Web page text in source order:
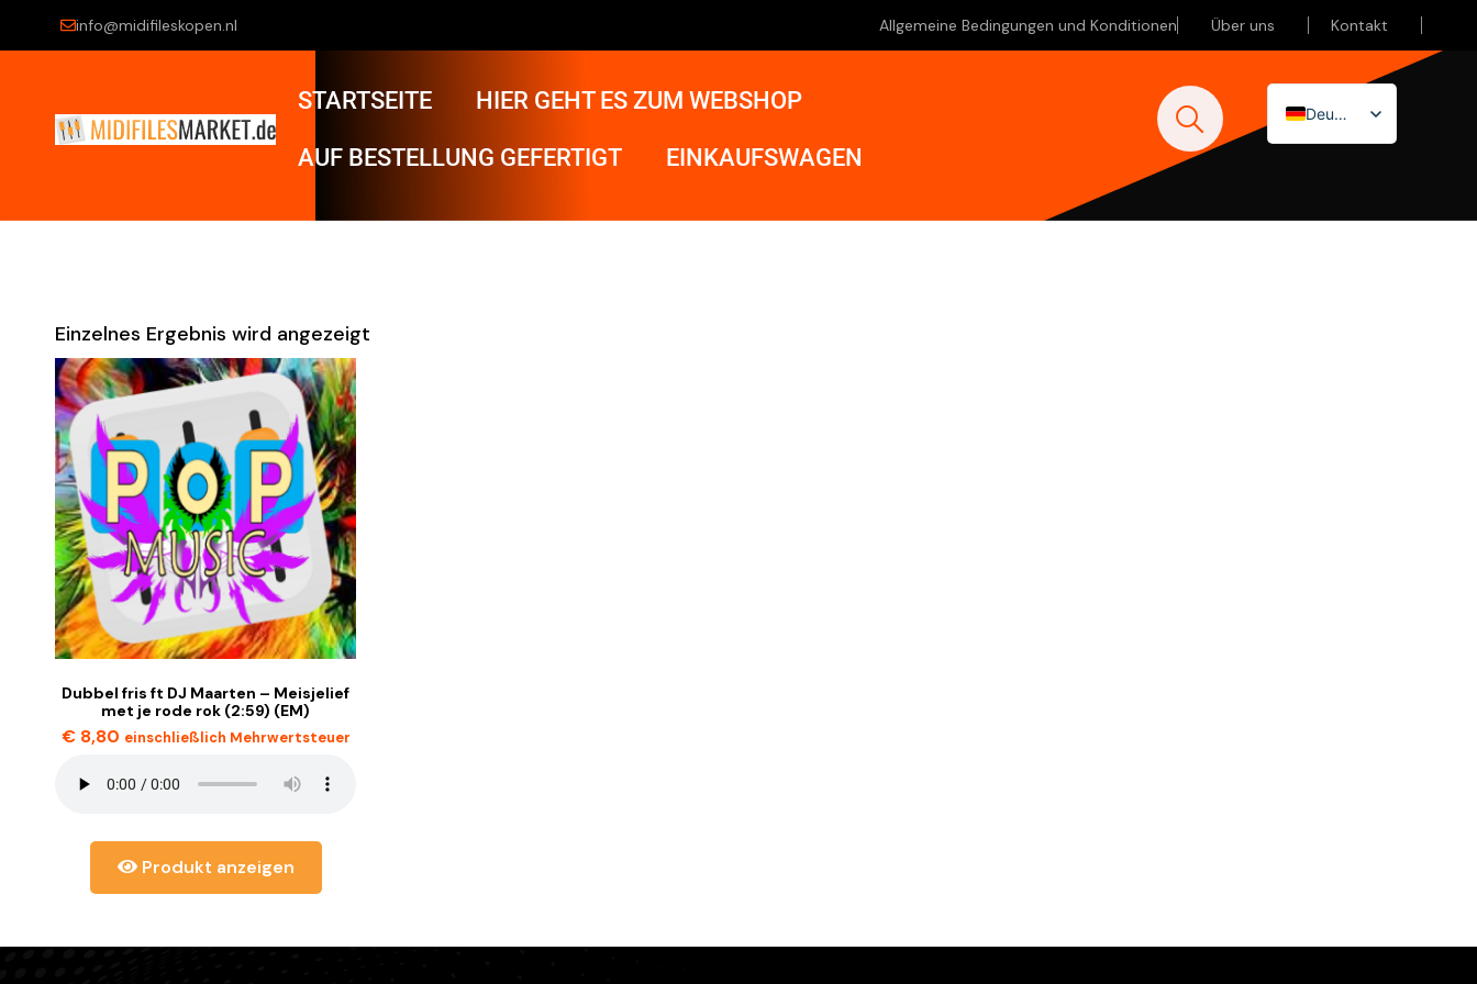
info@midifileskopen.nl Allgemeine Bedingungen und Konditionen Über uns Kontakt
STARTSEITE HIER GEHT ES ZUM WEBSHOP
AUF BESTELLUNG GEFERTIGT EINKAUFSWAGEN
Deutsch
Nederlands
Einzelnes Ergebnis wird angezeigt
Dubbel fris ft DJ Maarten – Meisjelief
met je rode rok (2:59) (EM)
€8,80 einschließlich Mehrwertsteuer
Produkt anzeigen